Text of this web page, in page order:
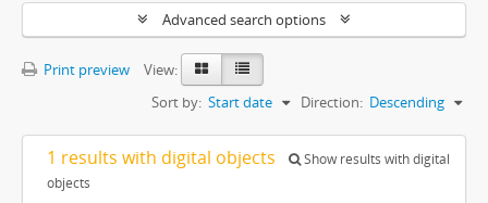
Advanced search options
Print preview
View:
Sort by: Start date Direction: Descending
1 results with digital objects
Show results with digital
objects